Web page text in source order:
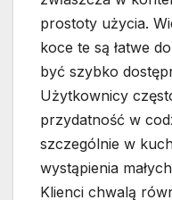
prostoty użycia.
koce te są łatwe
być szybko
Użytkownicy
przydatność w
szczególnie w
wystąpienia
Klienci chwalą